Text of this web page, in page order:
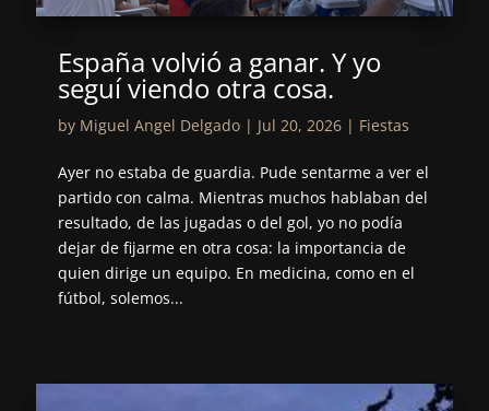
España volvió a ganar. Y yo
seguí viendo otra cosa.
by Miguel Angel Delgado| Jul 20, 2026| Fiestas
Ayer no estaba de guardia. Pude sentarme a ver el
partido con calma. Mientras muchos hablaban del
resultado, de las jugadas o del gol, yo no podía
dejar de fijarme en otra cosa: la importancia de
quien dirige un equipo. En medicina, como en el
fútbol, solemos...